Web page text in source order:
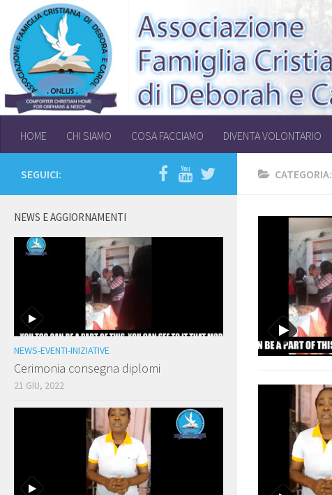
HOME CHI SIAMO COSA FACCIAMO DIVENTA VOLONTARIO
CATEGORIA:
SEGUICI:
NEWS E AGGIORNAMENTI
NEWS-EVENTI-INIZIATIVE
Cerimonia consegna diplomi
21 GIU, 2022